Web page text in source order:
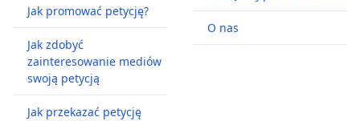
Jak promować petycję?
Jak zdobyć
zainteresowanie mediów
swoją petycją
Jak przekazać petycję
O nas